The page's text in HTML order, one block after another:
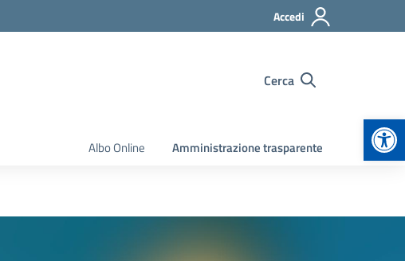
Accedi
Cerca
Albo Online Amministrazione trasparente